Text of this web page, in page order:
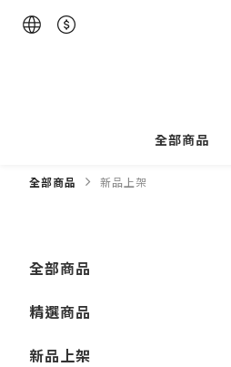
全部商品
全部商品 新品上架
全部商品
精選商品
新品上架